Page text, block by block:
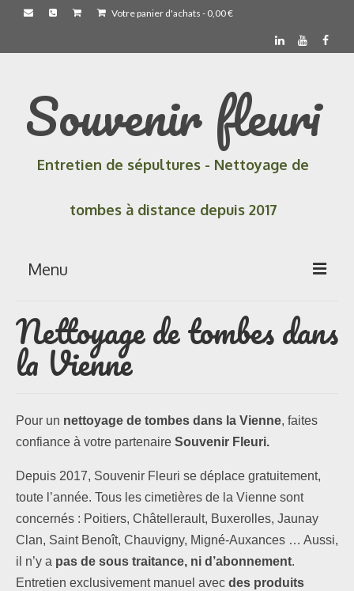
Votre panier d'achats - 0,00€
Souvenir fleuri
Entretien de sépultures - Nettoyage de
tombes à distance depuis 2017
Menu
Les prestations
Les compositions
Actualités
Les newsletters
Nettoyage de tombes dans
la Vienne
Pour un nettoyage de tombes dans la Vienne, faites
confiance à votre partenaire Souvenir Fleuri.
Depuis 2017, Souvenir Fleuri se déplace gratuitement,
toute l’année. Tous les cimetières de la Vienne sont
concernés : Poitiers, Châtellerault, Buxerolles, Jaunay
Clan, Saint Benoît, Chauvigny, Migné-Auxances … Aussi,
il n’y a pas de sous traitance, ni d’abonnement.
Entretien exclusivement manuel avec des produits